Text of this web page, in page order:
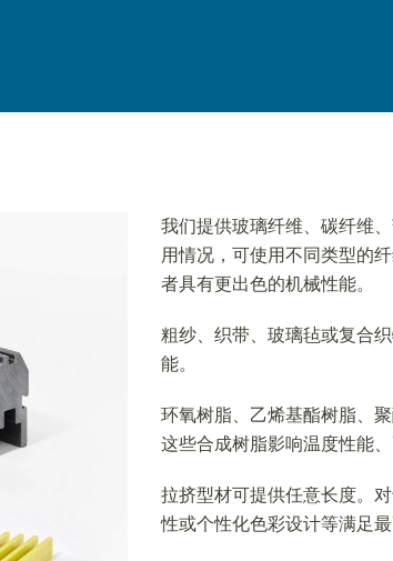
我们提供玻璃纤维、碳纤维
用情况，可使用不同类型的
者具有更出色的机械性能。
粗纱、织带、玻璃毡或复合
能。
环氧树脂、乙烯基酯树脂、
这些合成树脂影响温度性能
拉挤型材可提供任意长度。
性或个性化色彩设计等满足